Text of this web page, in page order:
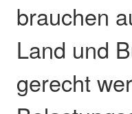
brauchen
Land und
gerecht